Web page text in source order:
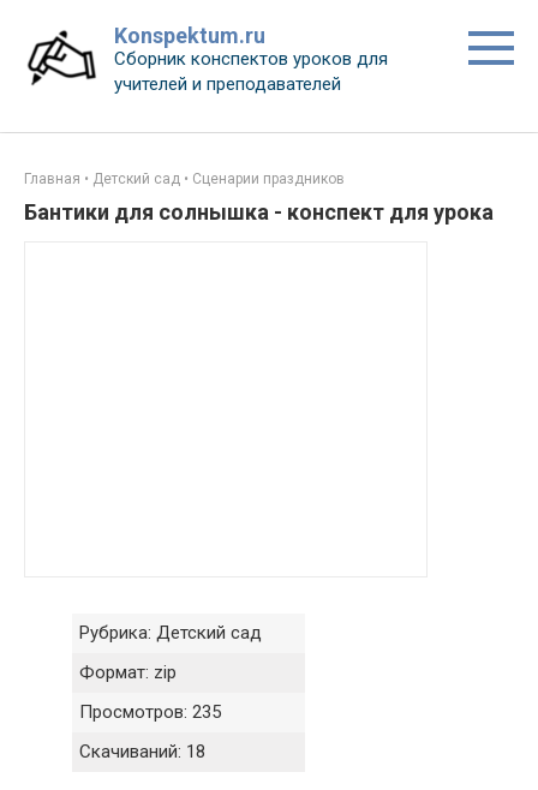
контенту
Konspektum.ru
Сборник конспектов уроков для
учителей и преподавателей
Главная • Детский сад • Сценарии праздников
Бантики для солнышка - конспект для урока
Рубрика: Детский сад
Формат: zip
Просмотров: 235
Скачиваний: 18